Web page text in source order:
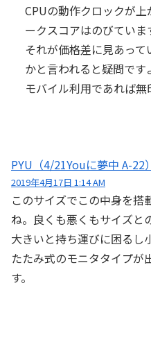
CPUの動作クロックが
ークスコアはのびていま
それが価格差に見あっ
かと言われると疑問です
モバイル利用であれば無
PYU（4/21Youに夢中 A-22
2019年4月17日 1:14 AM
このサイズでこの中身を搭
ね。良くも悪くもサイズと
大きいと持ち運びに困るし
たたみ式のモニタタイプが
す。